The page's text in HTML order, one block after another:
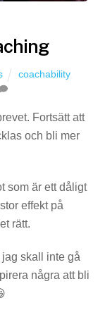
coachability,
Fortsätt att
och bli mer
som är ett dåligt
effekt på
rätt.
skall inte gå
några att bli